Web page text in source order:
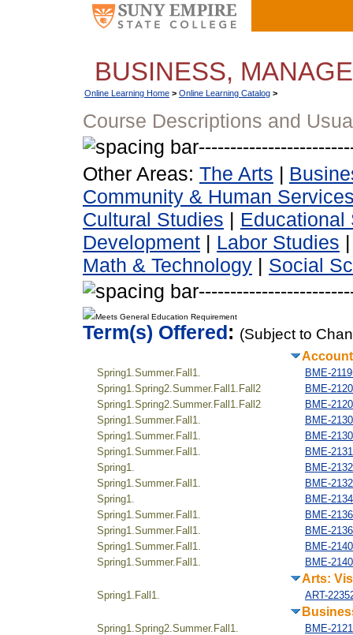
BUSINESS,
Online Learning Home > Online Learning Catalog >
Course Descriptions and
Other Areas: The Arts |
Community & Human
Cultural Studies | Educational
Development | Labor Studies
Math & Technology | Social
Meets General Education Requirement
Term(s) Offered: (Subject to
Spring1.Summer.Fall1.
BME-
Spring1.Spring2.Summer.Fall1.Fall2
BME-
Spring1.Spring2.Summer.Fall1.Fall2
BME-
Spring1.Summer.Fall1.
BME-
Spring1.Summer.Fall1.
BME-
Spring1.Summer.Fall1.
BME-
Spring1.
BME-
Spring1.Summer.Fall1.
BME-
Spring1.
BME-
Spring1.Summer.Fall1.
BME-
Spring1.Summer.Fall1.
BME-
Spring1.Summer.Fall1.
BME-
Spring1.Summer.Fall1.
BME-
Arts:
Spring1.Fall1. ART-
Spring1.Spring2.Summer.Fall1.
BME-